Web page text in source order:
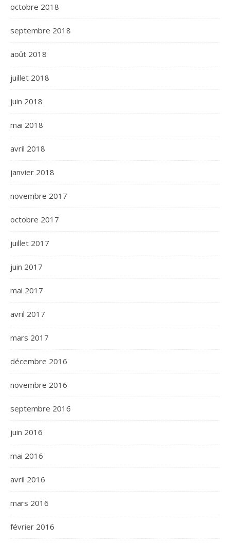
octobre 2018
septembre 2018
août 2018
juillet 2018
juin 2018
mai 2018
avril 2018
janvier 2018
novembre 2017
octobre 2017
juillet 2017
juin 2017
mai 2017
avril 2017
mars 2017
décembre 2016
novembre 2016
septembre 2016
juin 2016
mai 2016
avril 2016
mars 2016
février 2016